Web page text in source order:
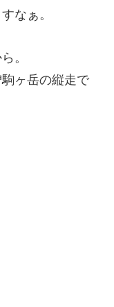
なぁ。
。
ヶ岳の縦走で